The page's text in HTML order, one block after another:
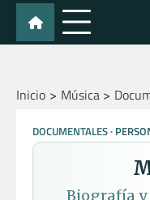
Skip
content
Inicio Música
DOCUMENTALES
Biografía y